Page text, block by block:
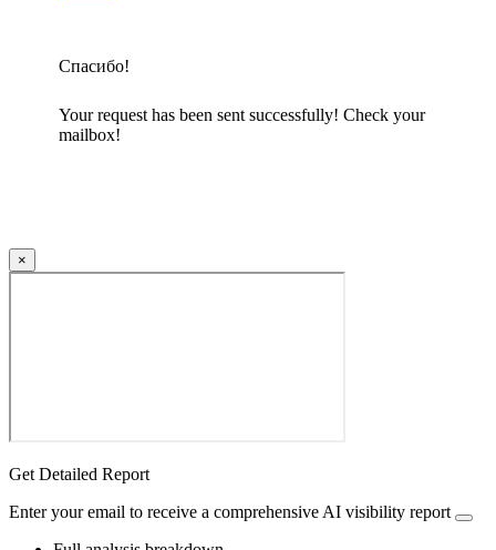
Спасибо!
Your request has been sent successfully! Check your
mailbox!
×
Get Detailed Report
Enter your email to receive a comprehensive AI visibility report